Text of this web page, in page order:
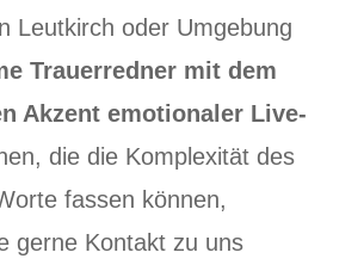
Leutkirch oder Umgebung
Trauerredner mit dem
Akzent emotionaler Live-
die die Komplexität des
fassen können,
gerne Kontakt zu uns